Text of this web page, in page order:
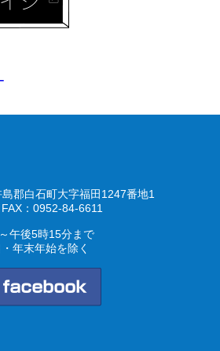
郡白石町大字福田1247番地1
：0952-84-6611
午後5時15分まで
年末年始を除く